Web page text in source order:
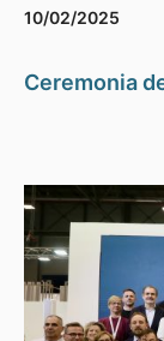
10/02/2025
Ceremonia